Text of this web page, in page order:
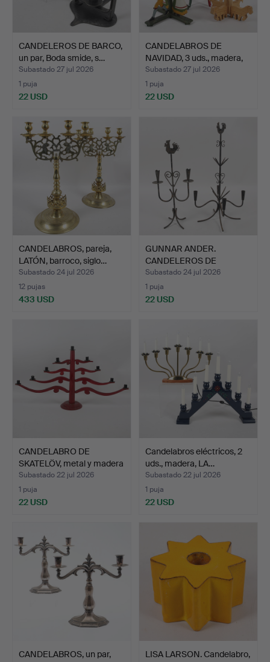
CANDELEROS DE BARCO,
un par, Boda smide, s…
Subastado 27 jul 2026
1 puja
22 USD
CANDELABROS DE
NAVIDAD, 3 uds., madera,
en…
Subastado 27 jul 2026
1 puja
22 USD
CANDELABROS, pareja,
LATÓN, barroco, siglo…
Subastado 24 jul 2026
12 pujas
433 USD
GUNNAR ANDER.
CANDELEROS DE
TUPPAL, 2 uds.…
Subastado 24 jul 2026
1 puja
22 USD
CANDELABRO DE
SKATELÖV, metal y madera
pin…
Subastado 22 jul 2026
1 puja
22 USD
Candelabros eléctricos, 2
uds., madera, LA…
Subastado 22 jul 2026
1 puja
22 USD
CANDELABROS, un par,
LISA LARSON. Candelabro,